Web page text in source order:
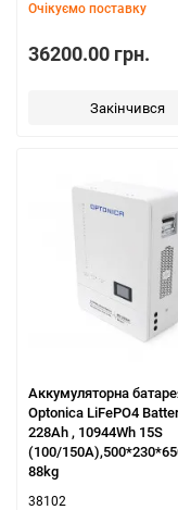
Очікуємо поставку
36200.00 грн.
Закінчився
Аккумуляторна
Optonica LiFePO4
228Ah , 10944Wh 15S
(100/
88kg
38102